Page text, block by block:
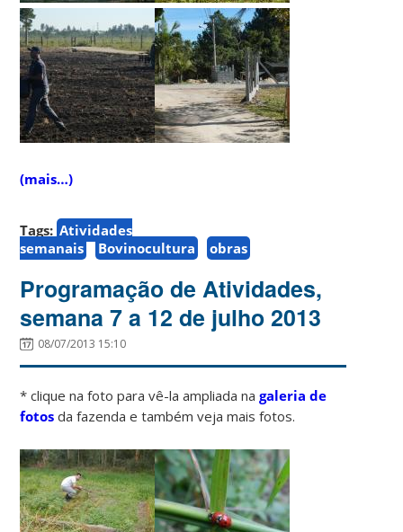
(mais…)
Tags: Atividades
semanais
Bovinocultura obras
Programação de Atividades,
semana 7 a 12 de julho 2013
08/07/2013 15:10
* clique na foto para vê-la ampliada nagaleria de
fotos da fazenda e também veja mais fotos.